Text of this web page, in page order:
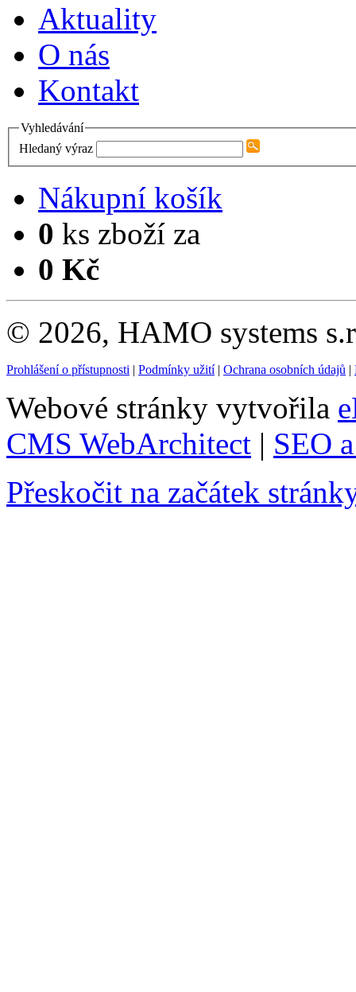
Aktuality
O nás
Kontakt
Vyhledávání
Hledaný výraz
Nákupní košík
0 ks zboží za
0 Kč
© 2026, HAMO systems
Prohlášení o přístupnosti | Podmínky užití| Ochrana osobních údajů |
Webové stránky vytvořila
CMS WebArchitect | SEO
Přeskočit na začátek